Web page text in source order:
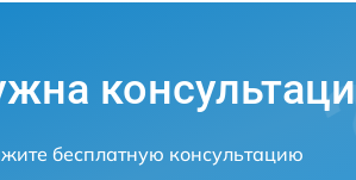
бесплатную консультацию